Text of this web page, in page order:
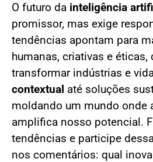
O futuro da inteligência
promissor, mas exige
tendências apontam para
humanas, criativas e éticas,
transformar indústrias e
contextual até soluções
moldando um mundo onde
amplifica nosso potencial.
tendências e participe
nos comentários: qual